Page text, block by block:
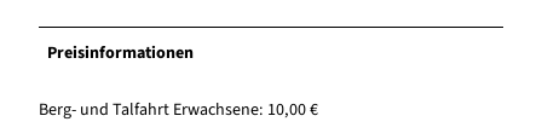
Preisinformationen
Berg- und Talfahrt Erwachsene: 10,00 €